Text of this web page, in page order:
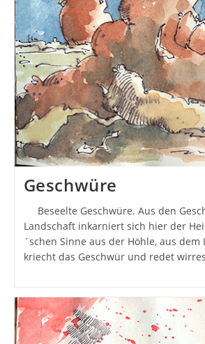
Geschwüre
Beseelte Geschwüre. Aus den
Landschaft inkarniert sich hier der
´schen Sinne aus der Höhle, aus dem
kriecht das Geschwür und redet